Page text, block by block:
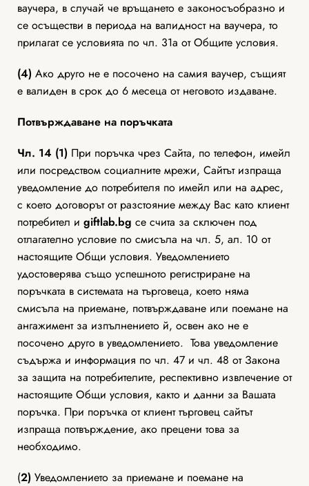
ваучера, в случай че връщането е законосъобразно и
се осъществи в периода на валидност на ваучера, то
прилагат се условията по чл. 31а от Общите условия.
(4) Ако друго не е посочено на самия ваучер, същият
е валиден в срок до 6 месеца от неговото издаване.
Потвърждаване на поръчката
Чл. 14 (1) При поръчка чрез Сайта, по телефон, имейл
или посредством социалните мрежи, Сайтът изпраща
уведомление до потребителя по имейл или на адрес,
с което договорът от разстояние между Вас като клиент
потребител и giftlab.bg се счита за сключен под
отлагателно условие по смисъла на чл. 5, ал. 10 от
настоящите Общи условия. Уведомлението
удостоверява също успешното регистриране на
поръчката в системата на търговеца, което няма
смисъла на приемане, потвърждаване или поемане на
ангажимент за изпълнението й, освен ако не е
посочено друго в уведомлението. Това уведомление
съдържа и информация по чл. 47 и чл. 48 от Закона
за защита на потребителите, респективно извлечение от
настоящите Общи условия, както и данни за Вашата
поръчка. При поръчка от клиент търговец сайтът
изпраща потвърждение, ако прецени това за
необходимо.
(2) Уведомлението за приемане и поемане на